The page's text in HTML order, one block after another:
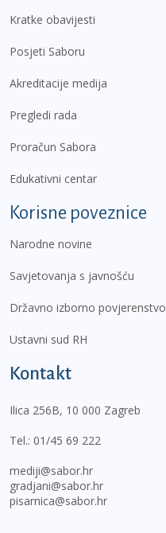
Kratke obavijesti
Posjeti Saboru
Akreditacije medija
Pregledi rada
Proračun Sabora
Edukativni centar
Korisne poveznice
Narodne novine
Savjetovanja s javnošću
Državno izborno povjerenstvo
Ustavni sud RH
Kontakt
Ilica 256B, 10 000 Zagreb
Tel.: 01/45 69 222
mediji@sabor.hr
gradjani@sabor.hr
pisarnica@sabor.hr